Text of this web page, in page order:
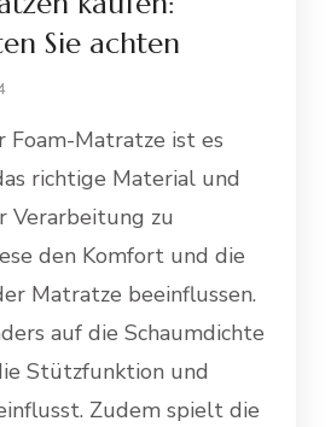
Sie achten
Foam-Matratze ist es
richtige Material und
Verarbeitung zu
den Komfort und die
Matratze beeinflussen.
auf die Schaumdichte
Stützfunktion und
Zudem spielt die